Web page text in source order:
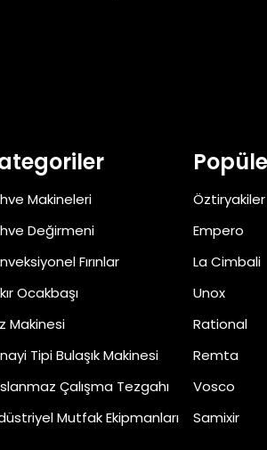
Makineleri
Değirmeni
Fırınlar
Ocakbaşı
Makinesi
Tipi Bulaşık Makinesi
Çalışma Tezgahı
Mutfak Ekipmanları
Öztiryakiler
Empero
La Cimbali
Unox
Rational
Remta
Vosco
Samixir